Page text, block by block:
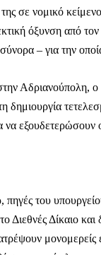
σε νομικό
όξυνση από
– για την
Αδριανούπολη,
δημιουργία
να εξουδετερώσουν
πηγές του
Δίκαιο και
μονομερείς